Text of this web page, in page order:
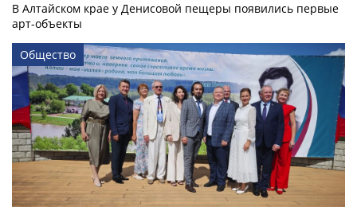
В Алтайском крае у Денисовой пещеры появились первые
арт-объекты
Общество